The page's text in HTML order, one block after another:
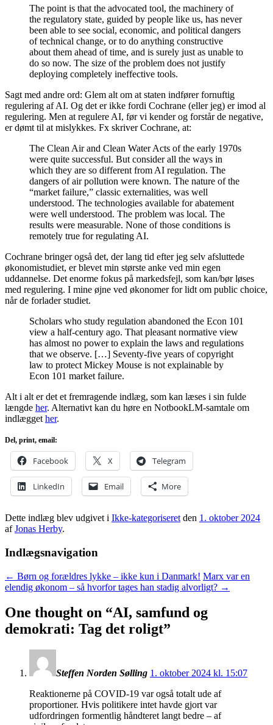
The point is that the advocated tool, the machinery of
the regulatory state, guided by people like us, has never
been able to see social, economic, and political dangers
of technical change, or to do anything constructive
about them ahead of time, and is surely just as unable to
do so now. The size of the problem does not justify
deploying completely ineffective tools.
Sagt med andre ord: Glem alt om at staten indfører fornuftig
regulering af AI. Og det er ikke fordi Cochrane (eller jeg) er imod al
regulering. Men at regulere AI, før vi kender og forstår de negative,
er dømt til at mislykkes. Fx skriver Cochrane, at:
The Clean Air and Clean Water Acts of the early 1970s
were quite successful. But consider all the ways in
which they are so different from AI regulation. The
dangers of air pollution were known. The nature of the
“market failure,” classic externalities, was well
understood. The technologies available for abatement
were well understood. The problem was local. The
results were measurable. None of those conditions is
remotely true for regulating AI.
Cochrane bringer også det, der lang tid efter jeg selv afsluttede
økonomistudiet, er blevet min største anke ved min egen
uddannelse. Det enorme fokus på markedsfejl, som kan/bør løses
med regulering. I mine øjne ved økonomer for lidt om public choice,
når de forlader studiet.
Scholars who study regulation abandoned the Econ 101
view a half-century ago. That pleasant normative view
has almost no power to explain the laws and regulations
that we observe. […] Seventy-five years of copyright
law to protect Mickey Mouse is not explainable by
Econ 101 market failure.
Alt i alt er det et fremragende indlæg, som kan læses i sin fulde
længde her. Alternativt kan du høre en NotbookLM-samtale om
indlægget her.
Del, print, email:
Facebook X Telegram
LinkedIn Email More
Dette indlæg blev udgivet i Ikke-kategoriseret den 1. oktober 2024
afJonas Herby.
Indlægsnavigation
← Børn og forældres lykke – ikke kun i Danmark! Marx var en
elendig økonom – så hvorfor tages han stadig alvorligt? →
One thought on “AI, samfund og
demokrati: Tag det roligt”
Steffen Norden Sølling 1. oktober 2024 kl. 15:07
Reaktionerne på COVID-19 var også totalt ude af
proportioner. Hvis politikere intet havde gjort var
udfordringen formentlig håndteret langt bedre – af